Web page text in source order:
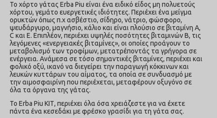
Το χόρτο γάτας Erba Piu είναι ένα ειδικό είδος μη πολυετούς
χόρτου, γεμάτο ευεργετικές ιδιότητες. Περιέχει ένα μείγμα
ορυκτών όπως π.χ ασβέστιο, σίδηρο, νάτριο, φώσφορο,
ψευδάργυρο, μαγνήσιο, κάλιο και είναι πλούσιο σε βιταμίνη Α,
C και Ε. Επιπλέον, περιέχει υψηλές ποσότητες βιταμινών Β, τις
λεγόμενες «ενεργειακές βιταμίνες», οι οποίες προάγουν το
μεταβολισμό των τροφίμων, μετατρέποντάς τα γρήγορα σε
ενέργεια. Ανάμεσα σε τόσο σημαντικές βιταμίνες, περιέχει και
φολικό οξύ, ικανό να διεγείρει την παραγωγή κόκκινων και
λευκών κυττάρων του αίματος, τα οποία σε συνδυασμό με
την αιμοσφαιρίνη που περιέχεται, μεταφέρουν οξυγόνο σε
όλα τα όργανα της γάτας.
Το Erba Piu ΚΙΤ, περιέχει όλα όσα χρειάζεστε για να έχετε
πάντα ένα κεσεδάκι με φρέσκο γρασίδι για τη γάτα σας.